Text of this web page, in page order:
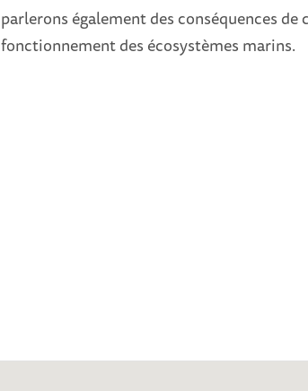
parlerons également des conséquences de
fonctionnement des écosystèmes marins.